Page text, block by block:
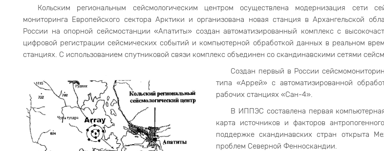
Кольским региональным сейсмологическим центром осуществлена модернизация сети
мониторинга Европейского сектора Арктики и организована новая станция в Архангельской
России на опорной сейсмостанции «Апатиты» создан автоматизированный комплекс с
цифровой регистрации сейсмических событий и компьютерной обработкой данных в реальном
станциях. С использованием спутниковой связи комплекс объединен со скандинавскими сетями
Создан первый в России
типа «Аррей» с автоматизированной
рабочих станциях «Сан-4».
В ИППЭС составлена первая
карта источников и факторов
поддержке скандинавских стран открыта
проблем Северной Фенноскандии.